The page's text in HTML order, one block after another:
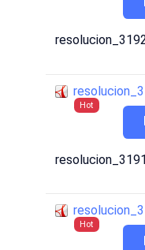
Hot
Hot